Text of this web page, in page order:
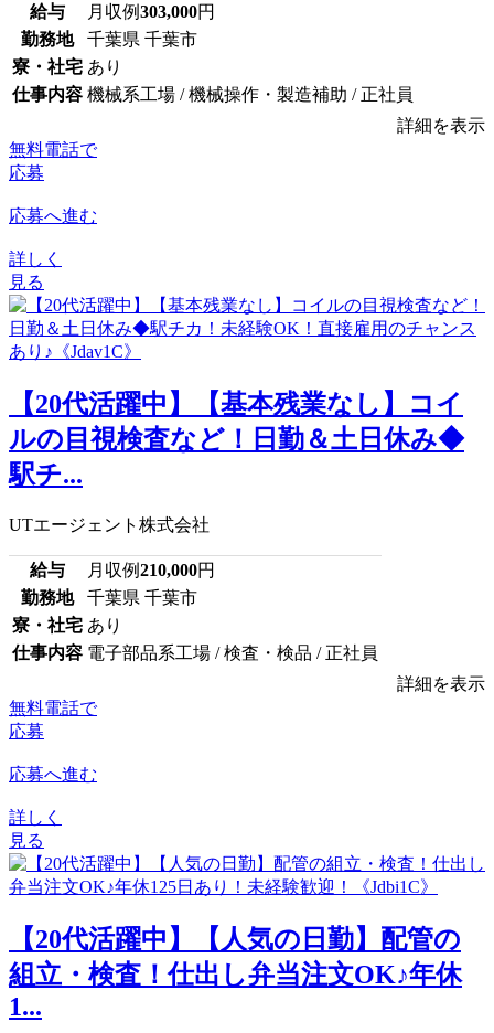
給与 月収例303,000円
勤務地
千葉県 千葉市
寮・社宅 あり
仕事内容 機械系工場 / 機械操作・製造補助 / 正社員
詳細を表示
無料電話で
応募
応募へ進む
詳しく
見る
【20代活躍中】【基本残業なし】コイ
ルの目視検査など！日勤＆土日休み◆
駅チ...
UTエージェント株式会社
給与 月収例210,000円
勤務地
千葉県 千葉市
寮・社宅 あり
仕事内容 電子部品系工場 / 検査・検品 / 正社員
詳細を表示
無料電話で
応募
応募へ進む
詳しく
見る
【20代活躍中】【人気の日勤】配管の
組立・検査！仕出し弁当注文OK♪年休
1...